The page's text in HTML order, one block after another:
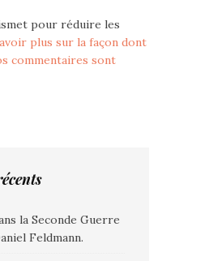
pour réduire les
plus sur la façon dont
commentaires sont
la Seconde Guerre
Feldmann.